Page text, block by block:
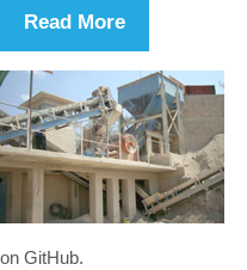
Read More
on GitHub.